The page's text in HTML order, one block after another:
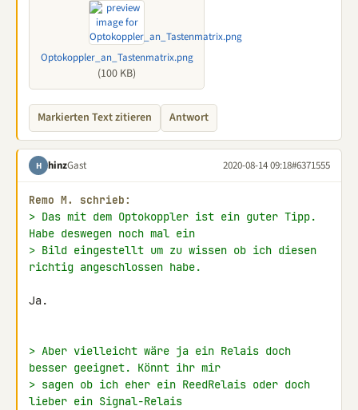
Optokoppler_an_Tastenmatrix.png
(100 KB)
Markierten Text zitieren Antwort
H hinzGast 2020-08-14 09:18#6371555
Remo M. schrieb:
> Das mit dem Optokoppler ist ein guter Tipp.
Habe deswegen noch mal ein
> Bild eingestellt um zu wissen ob ich diesen
richtig angeschlossen habe.
Ja.
> Aber vielleicht wäre ja ein Relais doch
besser geeignet. Könnt ihr mir
> sagen ob ich eher ein ReedRelais oder doch
lieber ein Signal-Relais